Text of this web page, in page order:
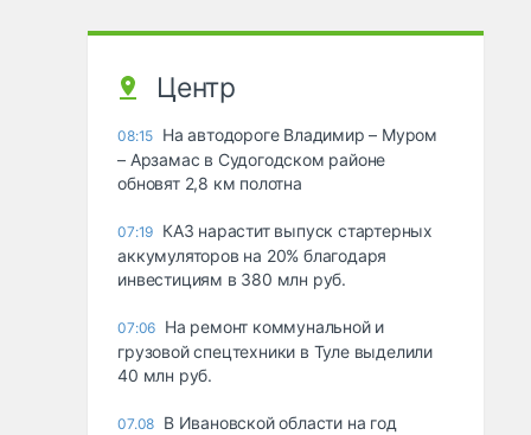
Центр
08:15 На автодороге Владимир – Муром
– Арзамас в Судогодском районе
обновят 2,8 км полотна
07:19 КАЗ нарастит выпуск стартерных
аккумуляторов на 20% благодаря
инвестициям в 380 млн руб.
07:06 На ремонт коммунальной и
грузовой спецтехники в Туле выделили
40 млн руб.
07.08 В Ивановской области на год